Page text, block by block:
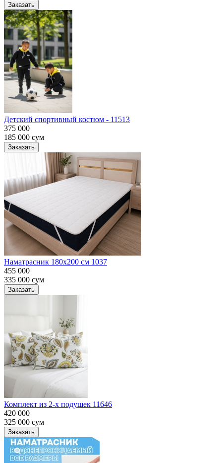
Заказать
Детский спортивный костюм - 11513
375 000
185 000 сум
Заказать
Наматрасник 180х200 см 1037
455 000
335 000 сум
Заказать
Комплект из 2-х подушек 11646
420 000
325 000 сум
Заказать